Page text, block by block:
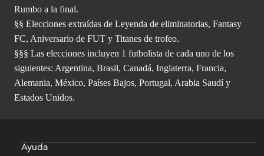
Rumbo a la final.
§§ Elecciones extraídas de Leyenda de eliminatorias, Fantasy
FC, Aniversario de FUT y Titanes de trofeo.
§§§ Las elecciones incluyen 1 futbolista de cada uno de los
siguientes: Argentina, Brasil, Canadá, Inglaterra, Francia,
Alemania, México, Países Bajos, Portugal, Arabia Saudí y
Estados Unidos.
Ayuda